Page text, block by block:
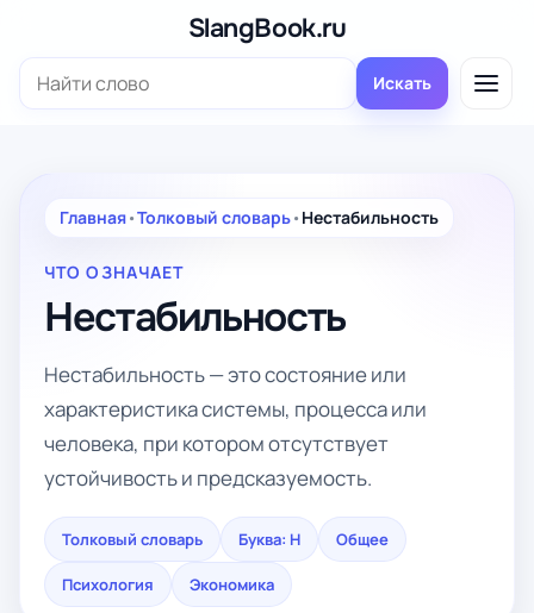
содержимому
SlangBook.ru
Поиск: Искать
Главная•Толковый словарь• Нестабильность
ЧТО ОЗНАЧАЕТ
Нестабильность
Нестабильность — это состояние или
характеристика системы, процесса или
человека, при котором отсутствует
устойчивость и предсказуемость.
Толковый словарь Буква: Н Общее
Психология Экономика